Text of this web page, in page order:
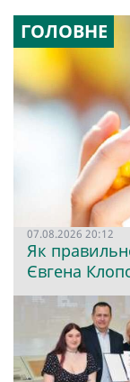
ГОЛОВНЕ
07.08.2026 20:12
Як
Євгена